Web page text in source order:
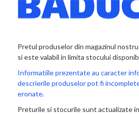
Pretul produselor din magazinul
si este valabil in limita stocului
Informatiile prezentate au caracter
descrierile produselor pot fi
eronate.
Preturile si stocurile sunt actualizate